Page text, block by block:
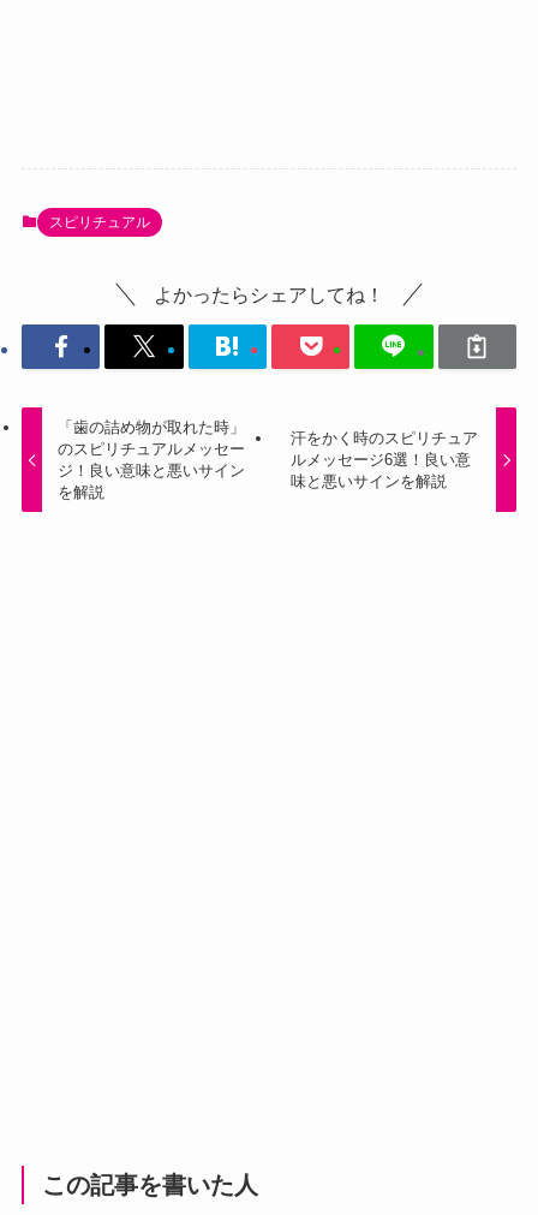
スピリチュアル
よかったらシェアしてね！
「歯の詰め物が取れた時」
のスピリチュアルメッセー
ジ！良い意味と悪いサイン
を解説
汗をかく時のスピリチュア
ルメッセージ6選！良い意
味と悪いサインを解説
この記事を書いた人